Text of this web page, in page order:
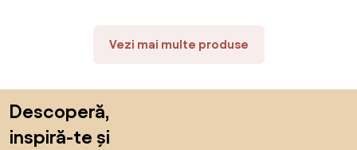
Vezi mai multe produse
Descoperă,
inspiră-te și